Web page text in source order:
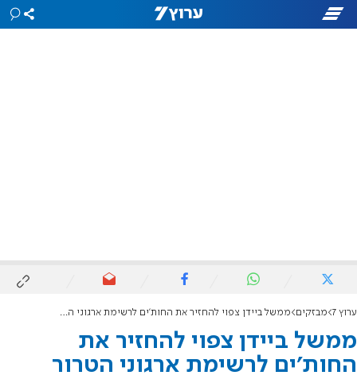
ערוץ 7 מבזקים ממשל ביידן צפוי להחזיר את החות'ים לרשימת ארגוני הטרור
ממשל ביידן צפוי להחזיר את
החות'ים לרשימת ארגוני הטרור